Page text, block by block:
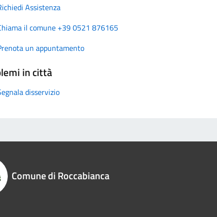
Assistenza
il comune +39 0521 876165
un appuntamento
in città
disservizio
Comune di Roccabianca